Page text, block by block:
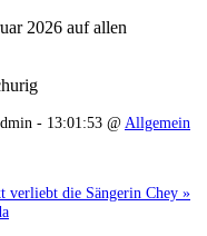
2026 auf allen
- 13:01:53 @ Allgemein
verliebt die Sängerin Chey »